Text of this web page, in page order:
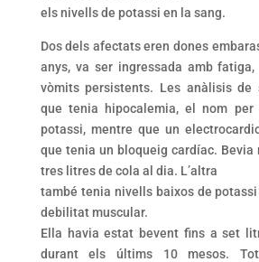
els nivells de potassi en la sang.
Dos dels afectats eren dones
anys, va ser ingressada amb
vòmits persistents. Les anàlisis de
que tenia hipocalemia, el nom
potassi, mentre que un
que tenia un bloqueig cardíac. Bevia
tres litres de cola al dia. L’altra
també tenia nivells baixos de
debilitat muscular.
Ella havia estat bevent fins a set
durant els últims 10 mesos.